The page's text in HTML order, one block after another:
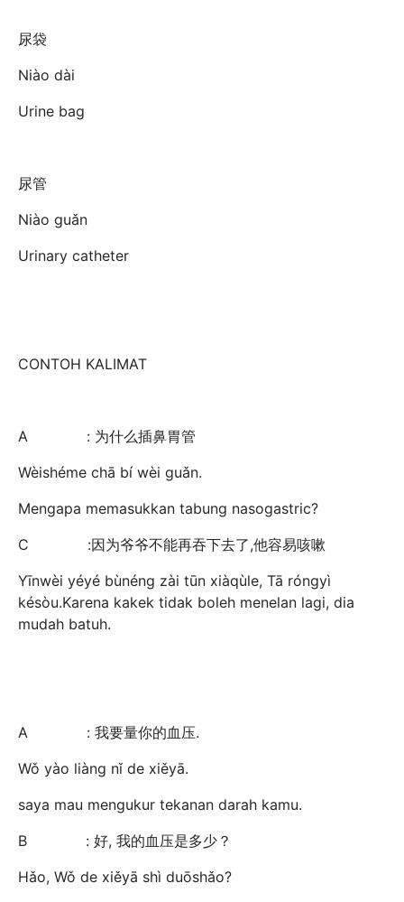
尿袋
Niào dài
Urine bag
尿管
Niào guǎn
Urinary catheter
CONTOH KALIMAT
A : 为什么插鼻胃管
Wèishéme chā bí wèi guǎn.
Mengapa memasukkan tabung nasogastric?
C :因为爷爷不能再吞下去了,他容易咳嗽
Yīnwèi yéyé bùnéng zài tūn xiàqùle, Tā róngyì
késòu.Karena kakek tidak boleh menelan lagi, dia
mudah batuh.
A : 我要量你的血压.
Wǒ yào liàng nǐ de xiěyā.
saya mau mengukur tekanan darah kamu.
B : 好, 我的血压是多少？
Hǎo, Wǒ de xiěyā shì duōshǎo?